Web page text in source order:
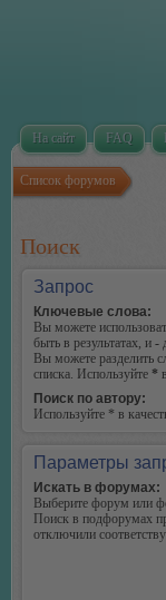
На сайт FAQ
Список форумов
Поиск
Запрос
Ключевые слова:
Вы можете
быть в результатах, и -
Вы можете разделить
списка. Используйте *
Поиск по автору:
Используйте * в
Параметры
Искать в форумах:
Выберите форум или
Поиск в подфорумах
отключили